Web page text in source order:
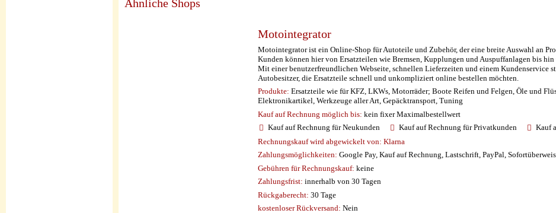
Ähnliche Shops
Motointegrator
Motointegrator ist ein Online-Shop für Autoteile und Zubehör, der eine breite Auswahl an
Kunden können hier von Ersatzteilen wie Bremsen, Kupplungen und Auspuffanlagen bis
Mit einer benutzerfreundlichen Webseite, schnellen Lieferzeiten und einem Kundenservice
Autobesitzer, die Ersatzteile schnell und unkompliziert online bestellen möchten.
Produkte: Ersatzteile wie für KFZ, LKWs, Motorräder; Boote Reifen und Felgen, Öle und
Elektronikartikel, Werkzeuge aller Art, Gepäcktransport, Tuning
Kauf auf Rechnung möglich bis: kein fixer Maximalbestellwert
Kauf auf Rechnung für Neukunden
Kauf auf Rechnung für Privatkunden
Kauf
Rechnungskauf wird abgewickelt von: Klarna
Zahlungsmöglichkeiten: Google Pay, Kauf auf Rechnung, Lastschrift, PayPal,
Gebühren für Rechnungskauf: keine
Zahlungsfrist: innerhalb von 30 Tagen
Rückgaberecht: 30 Tage
kostenloser Rückversand: Nein